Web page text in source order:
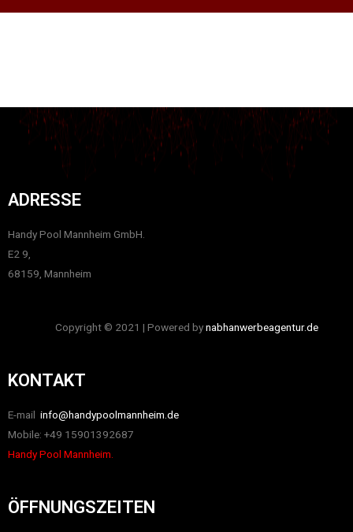
ADRESSE
Handy Pool Mannheim GmbH.
E2 9,
68159, Mannheim
Copyright © 2021 | Powered bynabhanwerbeagentur.de
KONTAKT
E-mail info@handypoolmannheim.de
Mobile: +49 15901392687
Handy Pool Mannheim.
ÖFFNUNGSZEITEN